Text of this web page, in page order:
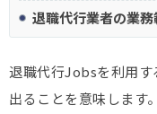
退職代行業者の業
退職代行Jobsを利用す
出ることを意味します